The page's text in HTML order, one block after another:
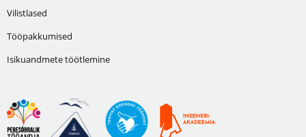
Vilistlased
Tööpakkumised
Isikuandmete töötlemine